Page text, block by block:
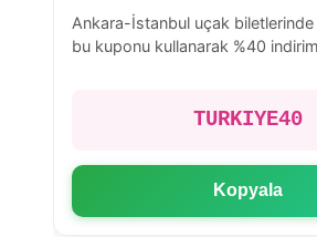
Ankara-İstanbul uçak
bu kuponu kullanarak %40
TURKIYE40
Kopyala